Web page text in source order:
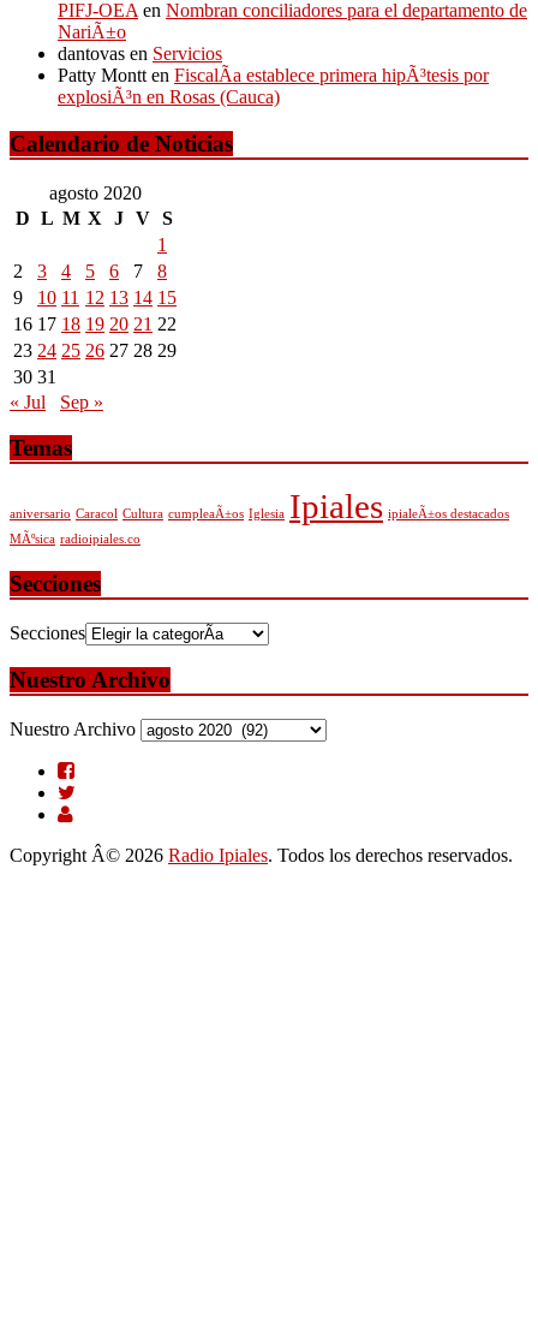
PIFJ-OEA en Nombran conciliadores para el departamento de
NariÃ±o
dantovas en Servicios
Patty Montt en FiscalÃ­a establece primera hipÃ³tesis por
explosiÃ³n en Rosas (Cauca)
Calendario de Noticias
agosto 2020
D L M X J V S
1
2
3 4 5 6 7
8
9
10 11 12 13 14 15
16 17 18 19 20 21 22
23 24 25 26 27 28 29
30 31
« Jul
Sep »
Temas
aniversario Caracol Cultura cumpleaÃ±os Iglesia Ipiales ipialeÃ±os destacados
MÃºsica radioipiales.co
Secciones
Secciones
Nuestro Archivo
Nuestro Archivo
Copyright Â© 2026 Radio Ipiales. Todos los derechos reservados.